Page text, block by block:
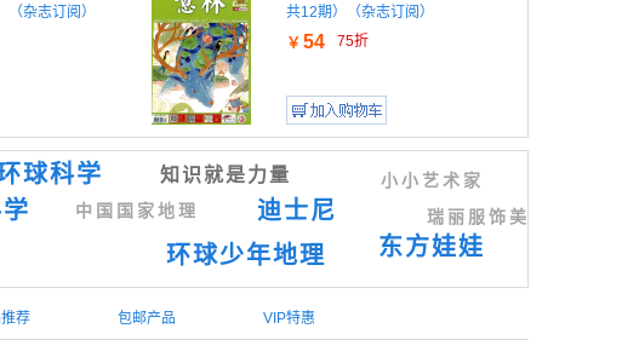
杂志订阅）
共12期）（杂志订阅）
￥ 54 75折
中国国家地理
球科学 小小艺术家
环球少年地理
迪士尼 瑞丽服饰美容
知识就是力量
东方娃娃
荐 包邮产品 VIP特惠